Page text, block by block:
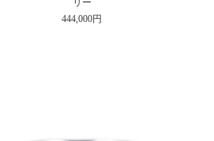
444,000円